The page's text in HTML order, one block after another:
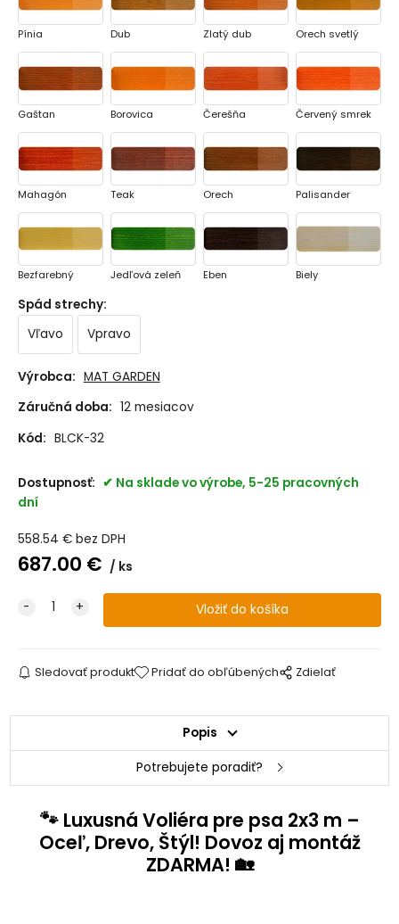
Pínia Dub Zlatý dub Orech svetlý
Gaštan Borovica Čerešňa Červený smrek
Mahagón Teak Orech Palisander
Bezfarebný Jedľová zeleň Eben Biely
Šedý Antracit
Spád strechy:
Vľavo
Vpravo
Výrobca: MAT GARDEN
Záručná doba: 12 mesiacov
Kód: BLCK-32
Dostupnosť:
Na sklade vo výrobe, 5-25 pracovných
dní
558.54 € bez DPH
687.00 € ks
Sledovať produkt Pridať do obľúbených Zdielať
Popis
Potrebujete poradiť?
🐾 Luxusná Voliéra pre psa 2x3 m –
Oceľ, Drevo, Štýl! Dovoz aj montáž
ZDARMA! 🏡